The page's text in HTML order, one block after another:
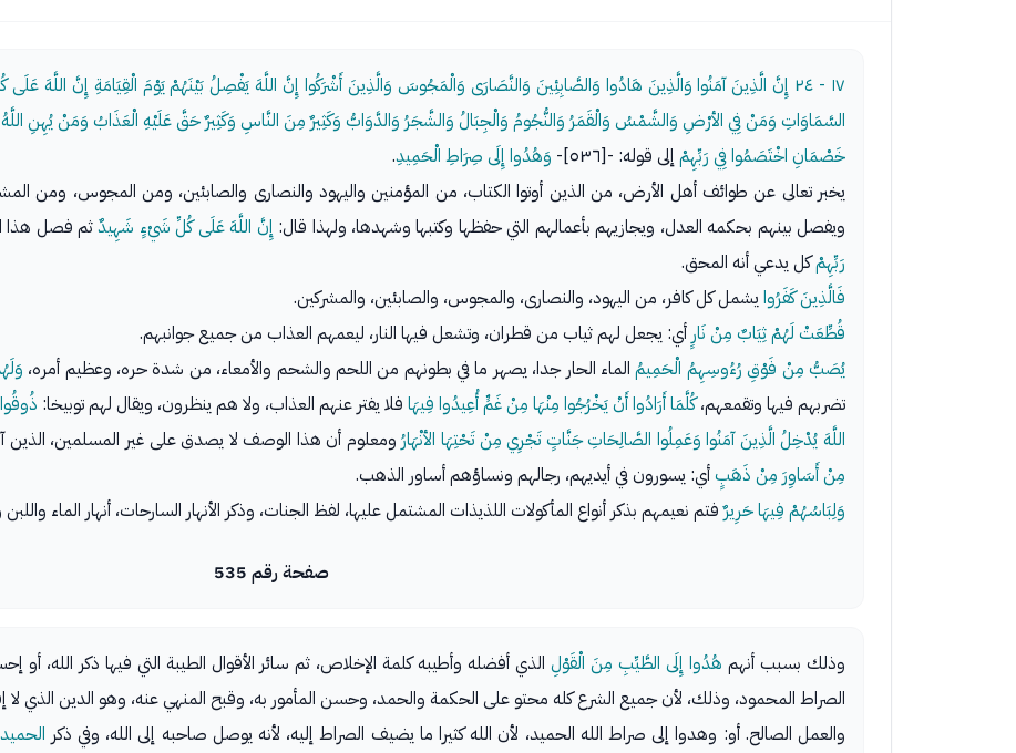
١٧ - ٢٤
إِنَّ الَّذِينَ آمَنُوا وَالَّذِينَ هَادُوا وَالصَّابِئِينَ وَالنَّصَارَى وَالْمَجُوسَ وَالَّذِينَ أَشْرَكُوا إِنَّ اللَّهَ يَفْصِلُ بَيْنَهُمْ يَوْمَ الْقِيَامَةِ إِنَّ اللَّهَ
السَّمَاوَاتِ وَمَنْ فِي الأرْضِ وَالشَّمْسُ وَالْقَمَرُ وَالنُّجُومُ وَالْجِبَالُ وَالشَّجَرُ وَالدَّوَابُّ وَكَثِيرٌ مِنَ النَّاسِ وَكَثِيرٌ حَقَّ عَلَيْهِ الْعَذَابُ وَمَنْ يُهِنِ
خَصْمَانِ اخْتَصَمُوا فِي رَبِّهِمْ إلى قوله: -[٥٣٦]- وَهُدُوا إِلَى صِرَاطِ الْحَمِيدِ.
يخبر تعالى عن طوائف أهل الأرض، من الذين أوتوا الكتاب، من المؤمنين واليهود والنصارى والصابئين، ومن المجوس، ومن
ويفصل بينهم بحكمه العدل، ويجازيهم بأعمالهم التي حفظها وكتبها وشهدها، ولهذا قال: إِنَّ اللَّهَ عَلَى كُلِّ شَيْءٍ شَهِيدٌثم فصل هذا
رَبِّهِمْكل يدعي أنه المحق.
فَالَّذِينَ كَفَرُوا يشمل كل كافر، من اليهود، والنصارى، والمجوس، والصابئين، والمشركين.
قُطِّعَتْ لَهُمْ ثِيَابٌ مِنْ نَارٍ أي: يجعل لهم ثياب من قطران، وتشعل فيها النار، ليعمهم العذاب من جميع جوانبهم.
يُصَبُّ مِنْ فَوْقِ رُءُوسِهِمُ الْحَمِيمُالماء الحار جدا، يصهر ما في بطونهم من اللحم والشحم والأمعاء، من شدة حره، وعظيم أمره،
تضربهم فيها وتقمعهم،كُلَّمَا أَرَادُوا أَنْ يَخْرُجُوا مِنْهَا مِنْ غَمٍّ أُعِيدُوا فِيهَا فلا يفتر عنهم العذاب، ولا هم ينظرون، ويقال لهم توبيخا:
اللَّهَ يُدْخِلُ الَّذِينَ آمَنُوا وَعَمِلُوا الصَّالِحَاتِ جَنَّاتٍ تَجْرِي مِنْ تَحْتِهَا الأنْهَارُومعلوم أن هذا الوصف لا يصدق على غير المسلمين، الذين
مِنْ أَسَاوِرَ مِنْ ذَهَبٍأي: يسورون في أيديهم، رجالهم ونساؤهم أساور الذهب.
وَلِبَاسُهُمْ فِيهَا حَرِيرٌفتم نعيمهم بذكر أنواع المأكولات اللذيذات المشتمل عليها، لفظ الجنات، وذكر الأنهار السارحات، أنهار الماء
صفحة رقم 535
وذلك بسبب أنهم هُدُوا إِلَى الطَّيِّبِ مِنَ الْقَوْلِالذي أفضله وأطيبه كلمة الإخلاص، ثم سائر الأقوال الطيبة التي فيها ذكر الله، أو
الصراط المحمود، وذلك، لأن جميع الشرع كله محتو على الحكمة والحمد، وحسن المأمور به، وقبح المنهي عنه، وهو الدين الذي لا
والعمل الصالح. أو: وهدوا إلى صراط الله الحميد، لأن الله كثيرا ما يضيف الصراط إليه، لأنه يوصل صاحبه إلى الله، وفي ذكر الحميد